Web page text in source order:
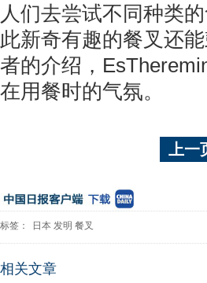
人们去尝试不同种类
此新奇有趣的餐叉还
者的介绍，
在用餐时的气氛。
上一
标签： 日本 发明 餐叉
相关文章